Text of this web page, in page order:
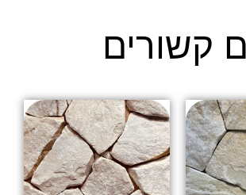
קשורים